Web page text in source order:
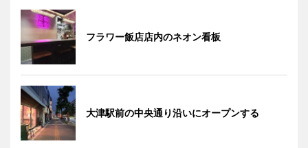
フラワー飯店店内のネオン看板
大津駅前の中央通り沿いにオープンする